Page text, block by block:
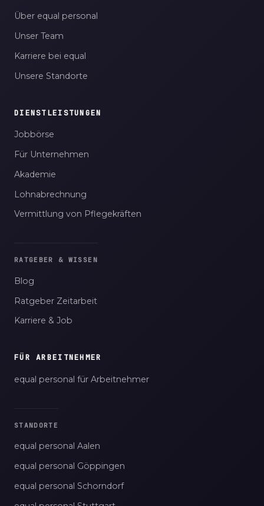
Über equal personal
Unser Team
Karriere bei equal
Unsere Standorte
DIENSTLEISTUNGEN
Jobbörse
Für Unternehmen
Akademie
Lohnabrechnung
Vermittlung von Pflegekräften
RATGEBER & WISSEN
Blog
Ratgeber Zeitarbeit
Karriere & Job
FÜR ARBEITNEHMER
equal personal für Arbeitnehmer
STANDORTE
equal personal Aalen
equal personal Göppingen
equal personal Schorndorf